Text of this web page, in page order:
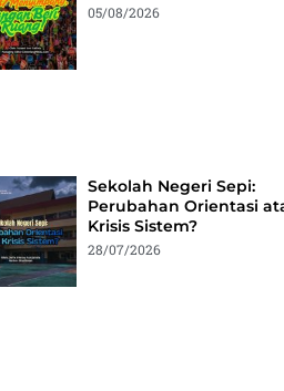
05/08/2026
Sekolah Negeri Sepi:
Perubahan Orientasi
Krisis Sistem?
28/07/2026